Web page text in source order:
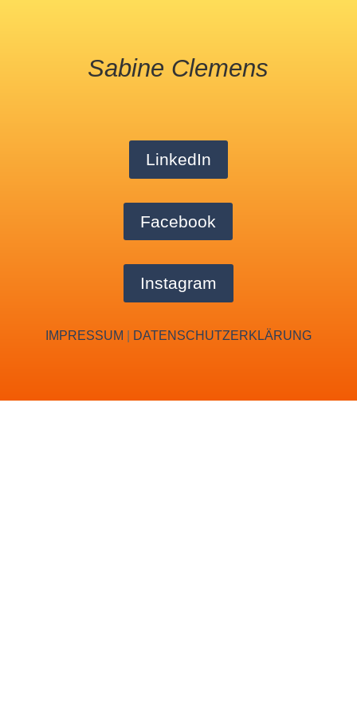
Sabine Clemens
LinkedIn
Facebook
Instagram
IMPRESSUM DATENSCHUTZERKLÄRUNG